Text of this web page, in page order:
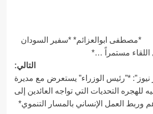
ابوالعزائم* *سفير السودان
مستمراً …*
التالي:
نيوز”: *”رئيس الوزراء” يستعرض مع مديرة
للهجره التحديات التي تواجه العائدين إلى
وربط العمل الإنساني بالمسار التنموي*